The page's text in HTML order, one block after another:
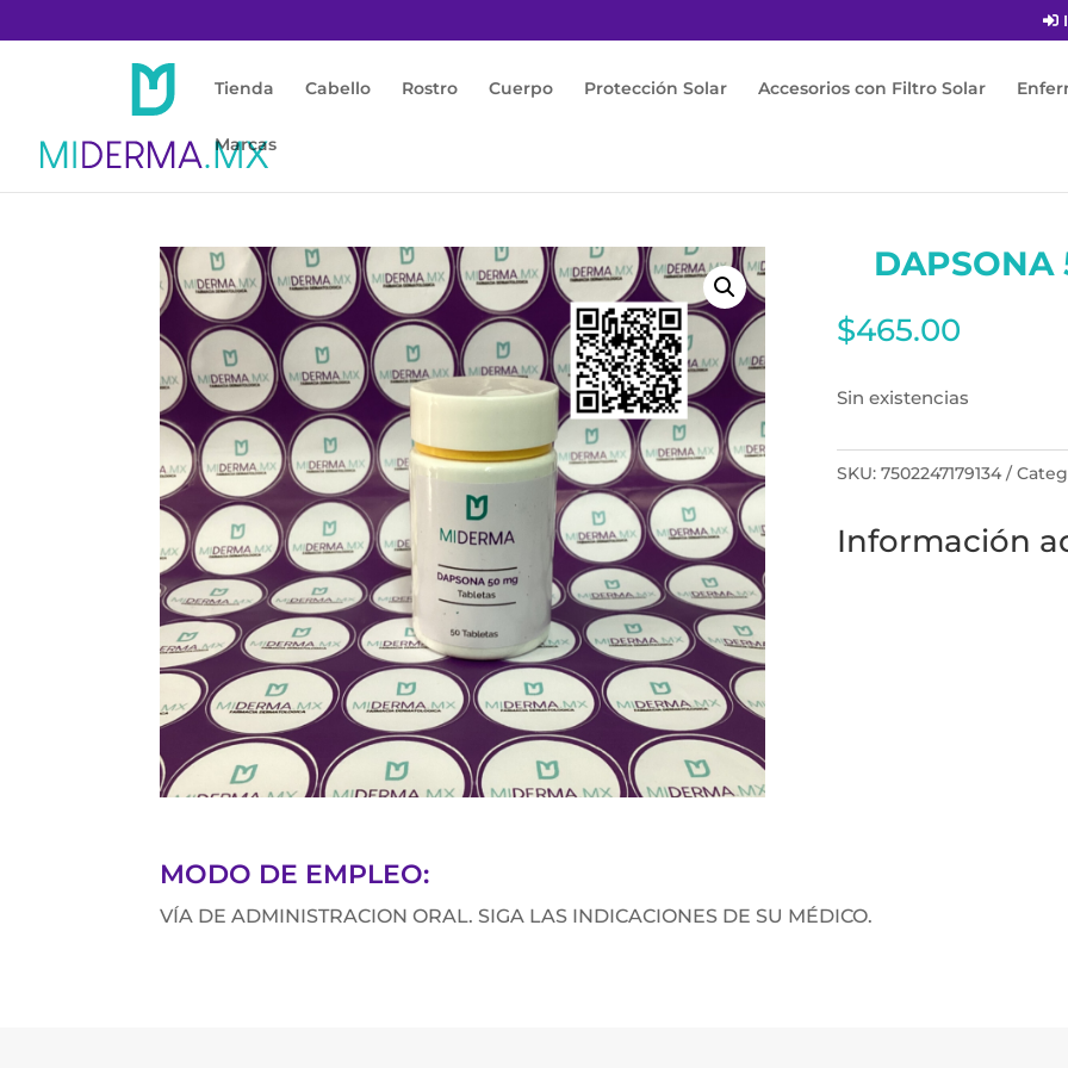
Tienda Cabello Rostro Cuerpo Protección Solar Accesorios con Filtro Solar
Marcas
DAPSONA
$465.00
Sin existencias
SKU: 7502247179134
Información
MODO DE EMPLEO:
VÍA DE ADMINISTRACION ORAL. SIGA LAS INDICACIONES DE SU MÉDICO.